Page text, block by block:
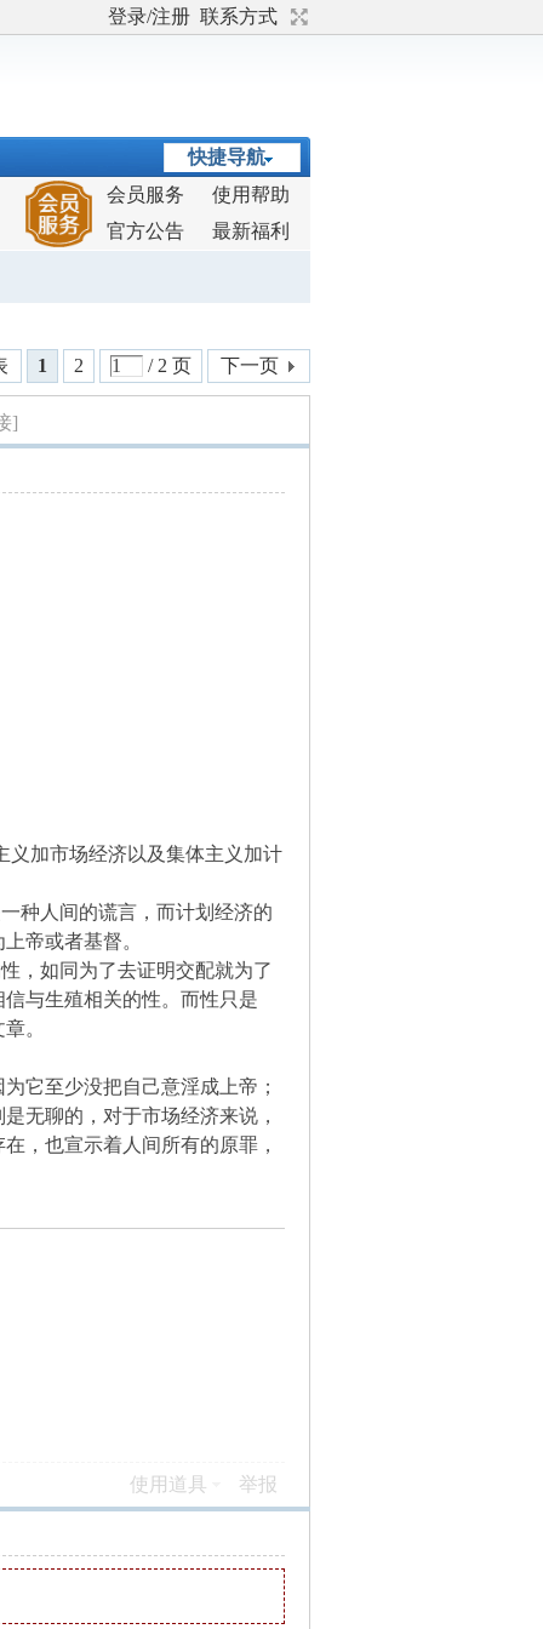
登录/注册 联系方式
快捷导航
会员服务
使用帮助
官方公告
最新福利
1 2 / 2 页 下一页
]
加市场经济以及集体主义加计
种人间的谎言，而计划经济的
帝或者基督。
，如同为了去证明交配就为了
与生殖相关的性。而性只是
。
它至少没把自己意淫成上帝；
无聊的，对于市场经济来说，
，也宣示着人间所有的原罪，
使用道具 举报